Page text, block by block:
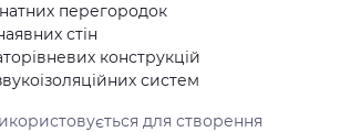
перегородок
стін
конструкцій
систем
для створення